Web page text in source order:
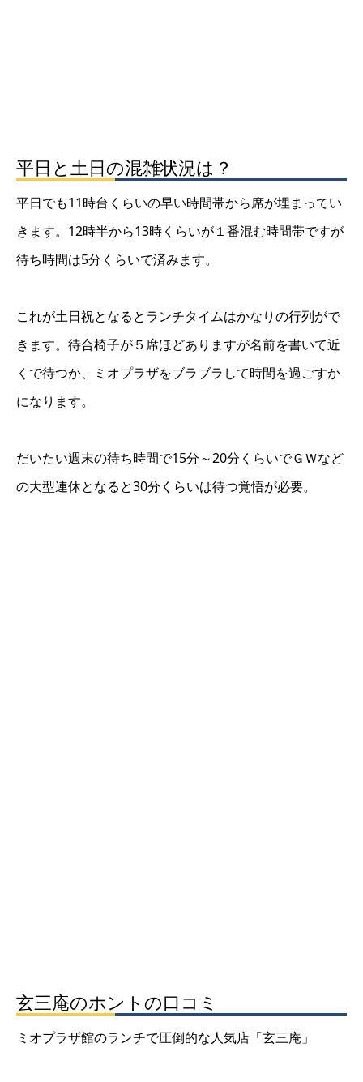
平日と土日の混雑状況は？
平日でも11時台くらいの早い時間帯から席が埋まってい
きます。12時半から13時くらいが１番混む時間帯ですが
待ち時間は5分くらいで済みます。
これが土日祝となるとランチタイムはかなりの行列がで
きます。待合椅子が５席ほどありますが名前を書いて近
くで待つか、ミオプラザをブラブラして時間を過ごすか
になります。
だいたい週末の待ち時間で15分～20分くらいでＧＷなど
の大型連休となると30分くらいは待つ覚悟が必要。
玄三庵のホントの口コミ
ミオプラザ館のランチで圧倒的な人気店「玄三庵」